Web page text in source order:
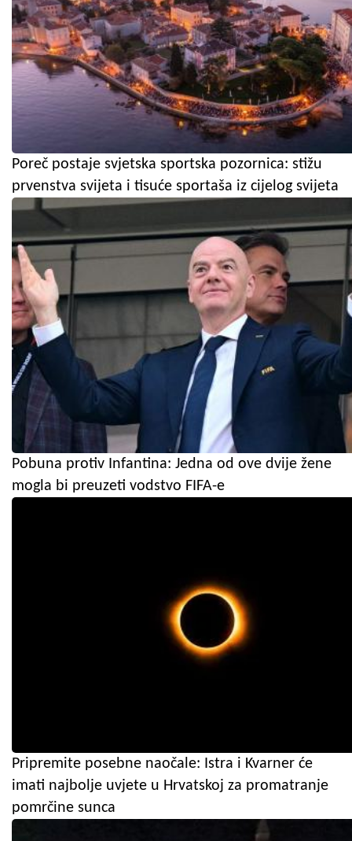
Poreč postaje svjetska sportska pozornica: stižu
prvenstva svijeta i tisuće sportaša iz cijelog svijeta
Pobuna protiv Infantina: Jedna od ove dvije žene
mogla bi preuzeti vodstvo FIFA-e
Pripremite posebne naočale: Istra i Kvarner će
imati najbolje uvjete u Hrvatskoj za promatranje
pomrčine sunca